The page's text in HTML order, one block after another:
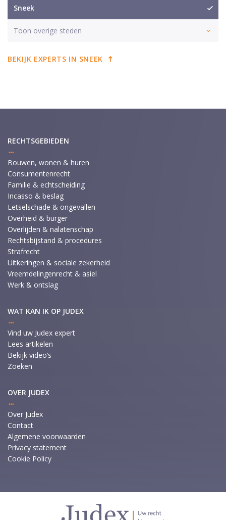
Sneek
Toon overige steden
BEKIJK EXPERTS IN SNEEK
RECHTSGEBIEDEN
Bouwen, wonen & huren
Consumentenrecht
Familie & echtscheiding
Incasso & beslag
Letselschade & ongevallen
Overheid & burger
Overlijden & nalatenschap
Rechtsbijstand & procedures
Strafrecht
Uitkeringen & sociale zekerheid
Vreemdelingenrecht & asiel
Werk & ontslag
WAT KAN IK OP JUDEX
Vind uw Judex expert
Lees artikelen
Bekijk video’s
Zoeken
OVER JUDEX
Over Judex
Contact
Algemene voorwaarden
Privacy statement
Cookie Policy